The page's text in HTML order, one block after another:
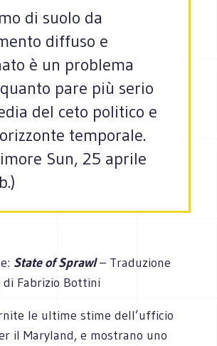
di suolo da
diffuso e
è un problema
pare più serio
del ceto politico e
temporale.
Sun, 25 aprile
State of Sprawl– Traduzione
Fabrizio Bottini
le ultime stime dell’ufficio
il Maryland, e mostrano uno